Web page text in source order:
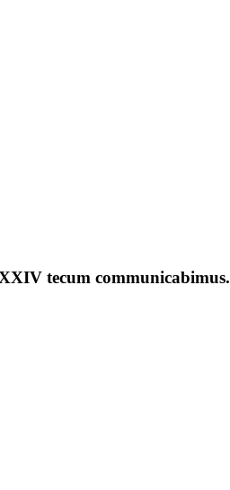
tecum communicabimus.